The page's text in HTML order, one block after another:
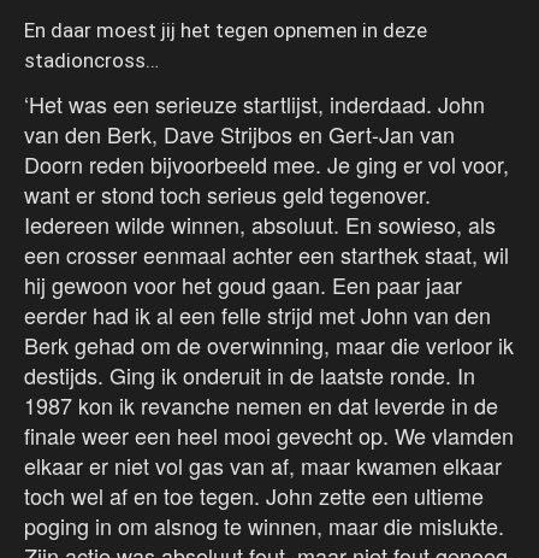
En daar moest jij het tegen opnemen in deze
stadioncross…
‘Het was een serieuze startlijst, inderdaad. John
van den Berk, Dave Strijbos en Gert-Jan van
Doorn reden bijvoorbeeld mee. Je ging er vol voor,
want er stond toch serieus geld tegenover.
Iedereen wilde winnen, absoluut. En sowieso, als
een crosser eenmaal achter een starthek staat, wil
hij gewoon voor het goud gaan. Een paar jaar
eerder had ik al een felle strijd met John van den
Berk gehad om de overwinning, maar die verloor ik
destijds. Ging ik onderuit in de laatste ronde. In
1987 kon ik revanche nemen en dat leverde in de
finale weer een heel mooi gevecht op. We vlamden
elkaar er niet vol gas van af, maar kwamen elkaar
toch wel af en toe tegen. John zette een ultieme
poging in om alsnog te winnen, maar die mislukte.